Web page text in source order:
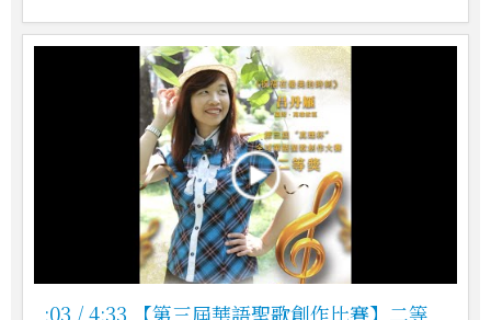
:03 / 4:33 【第三屆華語聖歌創作比賽】二等